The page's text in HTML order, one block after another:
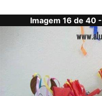
Imagem 16 de 40 -